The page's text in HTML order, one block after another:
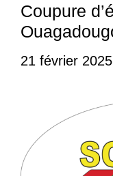
Coupure
21 février 2025